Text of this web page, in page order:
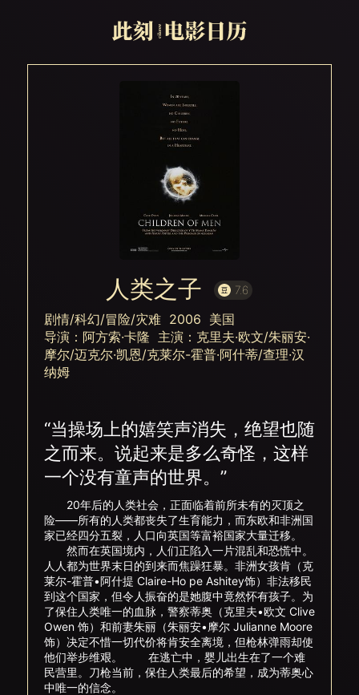
人类之子 7.6
剧情/科幻/冒险/灾难 2006 美国
导演：阿方索·卡隆 主演：克里夫·欧文/朱丽安·
摩尔/迈克尔·凯恩/克莱尔-霍普·阿什蒂/查理·汉
纳姆
“当操场上的嬉笑声消失，绝望也随
之而来。说起来是多么奇怪，这样
一个没有童声的世界。”
20年后的人类社会，正面临着前所未有的灭顶之
险——所有的人类都丧失了生育能力，而东欧和非洲国
家已经四分五裂，人口向英国等富裕国家大量迁移。
然而在英国境内，人们正陷入一片混乱和恐慌中。
人人都为世界末日的到来而焦躁狂暴。非洲女孩肯（克
莱尔-霍普•阿什提 Claire-Ho pe Ashitey饰）非法移民
到这个国家，但令人振奋的是她腹中竟然怀有孩子。为
了保住人类唯一的血脉，警察蒂奥（克里夫•欧文 Clive
Owen 饰）和前妻朱丽（朱丽安•摩尔 Julianne Moore
饰）决定不惜一切代价将肯安全离境，但枪林弹雨却使
他们举步维艰。 在逃亡中，婴儿出生在了一个难
民营里。刀枪当前，保住人类最后的希望，成为蒂奥心
中唯一的信念。